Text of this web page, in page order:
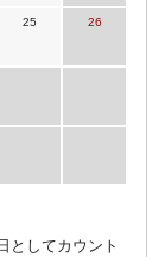
25 26
としてカウント